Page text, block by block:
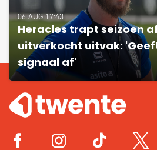
06 AUG 17:43
Heracles trapt seizoen
uitverkocht uitvak:
signaal af'